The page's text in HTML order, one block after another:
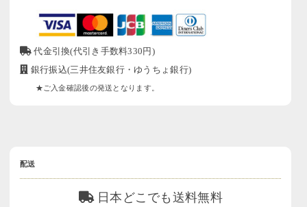
代金引換(代引き手数料330円)
銀行振込(三井住友銀行・ゆうちょ銀行)
★ご入金確認後の発送となります。
配送
日本どこでも送料無料